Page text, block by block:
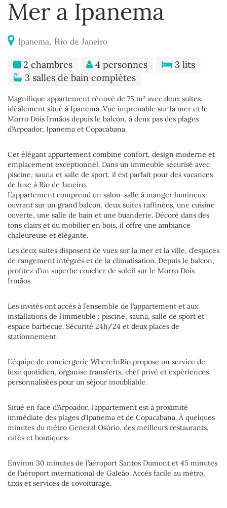
Mer a Ipanema
Ipanema, Rio de Janeiro
2 chambres 4 personnes
3 lits
3 salles de bain complètes
Magnifique appartement rénové de 75 m² avec deux suites,
idéalement situé à Ipanema. Vue imprenable sur la mer et le
Morro Dois Irmãos depuis le balcon, à deux pas des plages
d’Arpoador, Ipanema et Copacabana.
Cet élégant appartement combine confort, design moderne et
emplacement exceptionnel. Dans un immeuble sécurisé avec
piscine, sauna et salle de sport, il est parfait pour des vacances
de luxe à Rio de Janeiro.
L’appartement comprend un salon-salle à manger lumineux
ouvrant sur un grand balcon, deux suites raffinées, une cuisine
ouverte, une salle de bain et une buanderie. Décoré dans des
tons clairs et du mobilier en bois, il offre une ambiance
chaleureuse et élégante.
Les deux suites disposent de vues sur la mer et la ville, d’espaces
de rangement intégrés et de la climatisation. Depuis le balcon,
profitez d’un superbe coucher de soleil sur le Morro Dois
Irmãos.
Les invités ont accès à l’ensemble de l’appartement et aux
installations de l’immeuble : piscine, sauna, salle de sport et
espace barbecue. Sécurité 24h/24 et deux places de
stationnement.
L’équipe de conciergerie WhereInRio propose un service de
luxe quotidien, organise transferts, chef privé et expériences
personnalisées pour un séjour inoubliable.
Situé en face d’Arpoador, l’appartement est à proximité
immédiate des plages d’Ipanema et de Copacabana. À quelques
minutes du métro General Osório, des meilleurs restaurants,
cafés et boutiques.
Environ 30 minutes de l’aéroport Santos Dumont et 45 minutes
de l’aéroport international de Galeão. Accès facile au métro,
taxis et services de covoiturage.